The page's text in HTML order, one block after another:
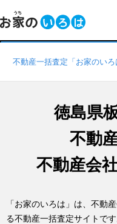
不動産一括査定「お家のいろ
徳島県
不動
不動産会
「お家のいろは」は、不動
る不動産一括査定サイトです